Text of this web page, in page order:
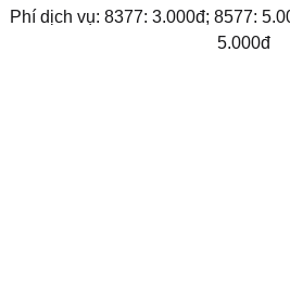
Phí dịch vụ: 8377: 3.000đ; 8577:
5.000đ